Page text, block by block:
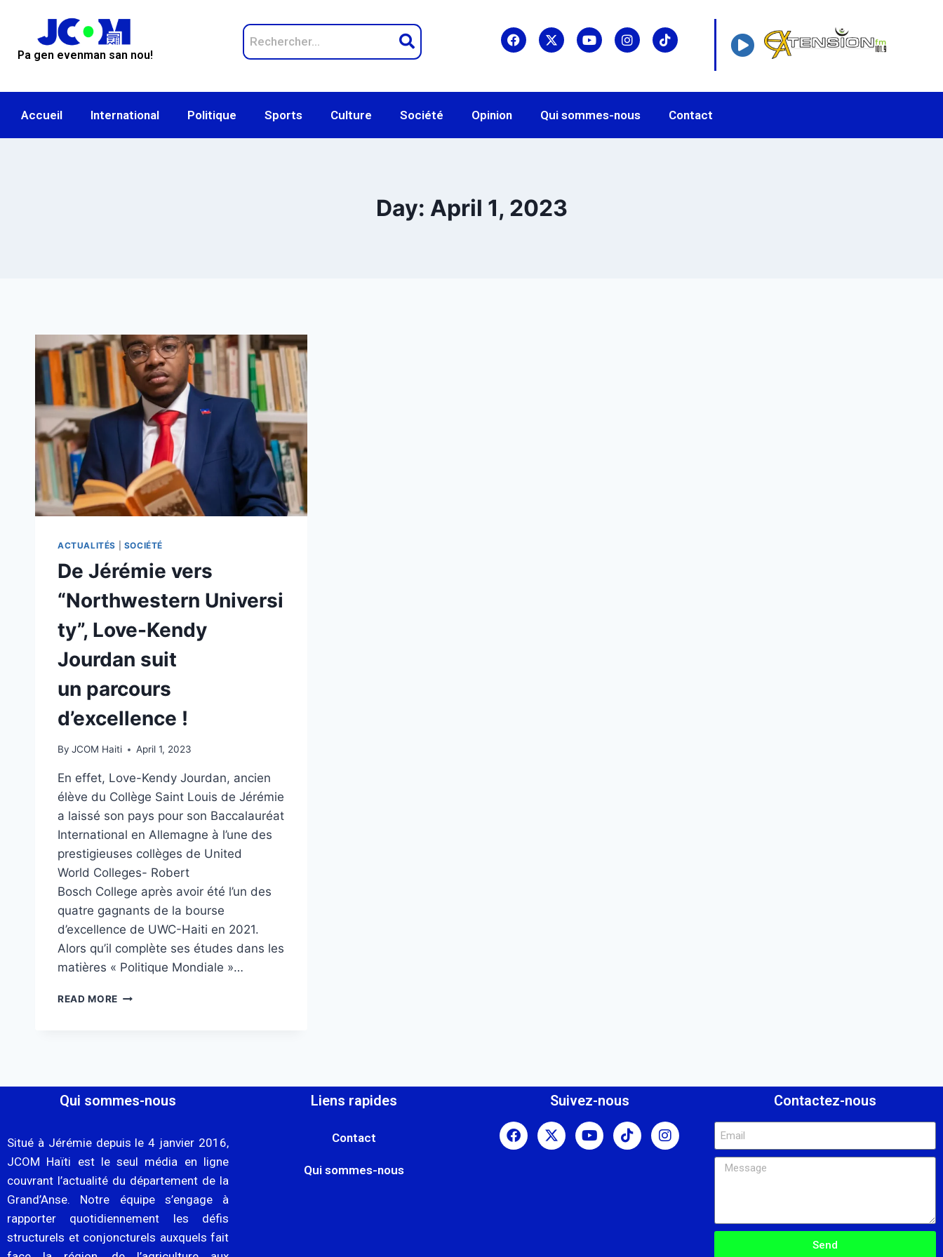
Pa gen evenman san nou!
Accueil International Politique Sports Culture Société Opinion Qui sommes-nous Contact
Day: April 1, 2023
ACTUALITÉS SOCIÉTÉ
De Jérémie vers
“Northwestern Universi
ty”, Love-Kendy
Jourdan suit
un parcours
d’excellence !
By JCOM Haiti April 1, 2023
En effet, Love-Kendy Jourdan, ancien
élève du Collège Saint Louis de Jérémie
a laissé son pays pour son Baccalauréat
International en Allemagne à l’une des
prestigieuses collèges de United
World Colleges- Robert
Bosch College après avoir été l’un des
quatre gagnants de la bourse
d’excellence de UWC-Haiti en 2021.
Alors qu’il complète ses études dans les
matières « Politique Mondiale »…
READ MORE
Qui sommes-nous
Situé à Jérémie depuis le 4 janvier 2016,
JCOM Haïti est le seul média en ligne
couvrant l’actualité du département de la
Grand’Anse. Notre équipe s’engage à
rapporter quotidiennement les défis
structurels et conjoncturels auxquels fait
Liens rapides
Contact
Qui sommes-nous
Suivez-nous Contactez-nous
Send